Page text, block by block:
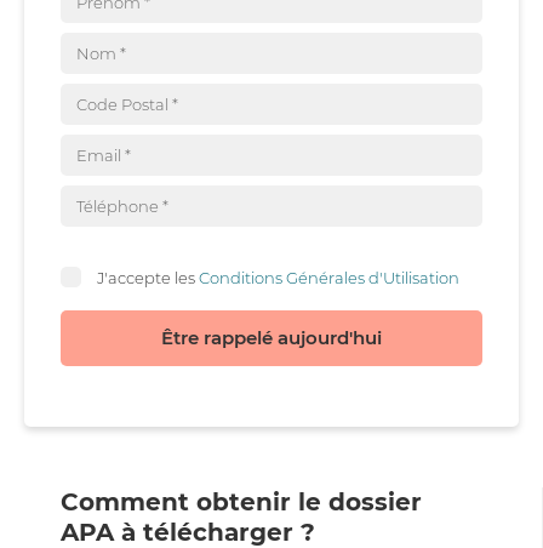
J'accepte lesConditions Générales d'Utilisation
Être rappelé aujourd'hui
Comment obtenir le dossier
APA à télécharger ?